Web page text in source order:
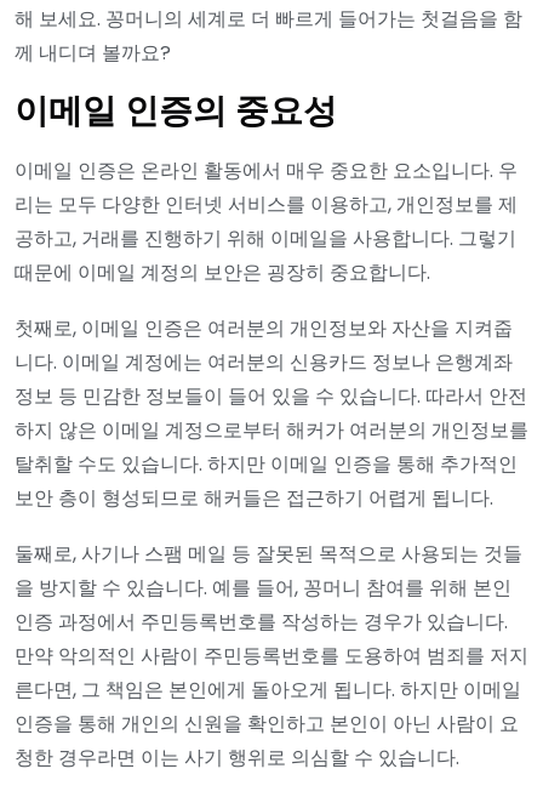
해 보세요. 꽁머니의 세계로 더 빠르게 들어가는 첫걸음을 함
께 내디뎌 볼까요?
이메일 인증의 중요성
이메일 인증은 온라인 활동에서 매우 중요한 요소입니다. 우
리는 모두 다양한 인터넷 서비스를 이용하고, 개인정보를 제
공하고, 거래를 진행하기 위해 이메일을 사용합니다. 그렇기
때문에 이메일 계정의 보안은 굉장히 중요합니다.
첫째로, 이메일 인증은 여러분의 개인정보와 자산을 지켜줍
니다. 이메일 계정에는 여러분의 신용카드 정보나 은행계좌
정보 등 민감한 정보들이 들어 있을 수 있습니다. 따라서 안전
하지 않은 이메일 계정으로부터 해커가 여러분의 개인정보를
탈취할 수도 있습니다. 하지만 이메일 인증을 통해 추가적인
보안 층이 형성되므로 해커들은 접근하기 어렵게 됩니다.
둘째로, 사기나 스팸 메일 등 잘못된 목적으로 사용되는 것들
을 방지할 수 있습니다. 예를 들어, 꽁머니 참여를 위해 본인
인증 과정에서 주민등록번호를 작성하는 경우가 있습니다.
만약 악의적인 사람이 주민등록번호를 도용하여 범죄를 저지
른다면, 그 책임은 본인에게 돌아오게 됩니다. 하지만 이메일
인증을 통해 개인의 신원을 확인하고 본인이 아닌 사람이 요
청한 경우라면 이는 사기 행위로 의심할 수 있습니다.